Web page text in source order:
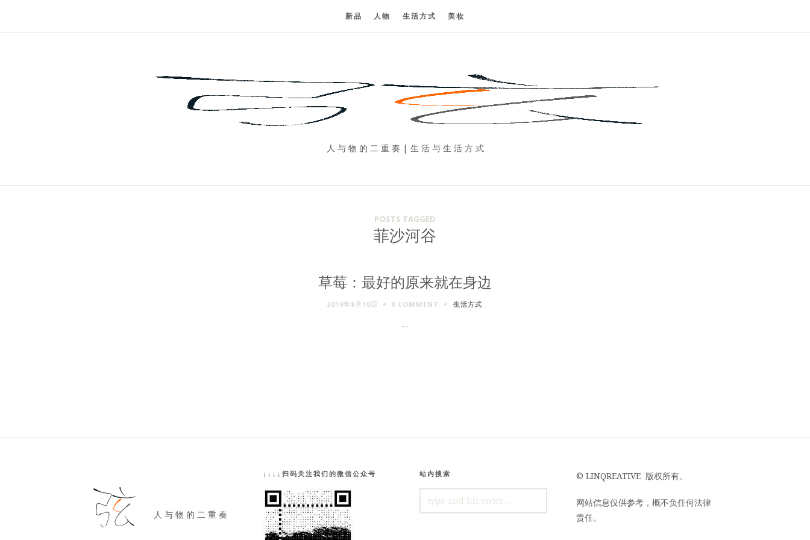
新品 人物 生活方式 美妆
人 与 物 的 二 重 奏 | 生 活 与 生 活 方 式
POSTS TAGGED
菲沙河谷
草莓：最好的原来就在身边
2019年8月10日 0 COMMENT 生活方式
...
人 与 物 的 二 重 奏
↓↓↓↓扫码关注我们的微信公众号 站内搜索
FOR:
© LINQREATIVE 版权所有。
网站信息仅供参考，概不负任何法律
责任。